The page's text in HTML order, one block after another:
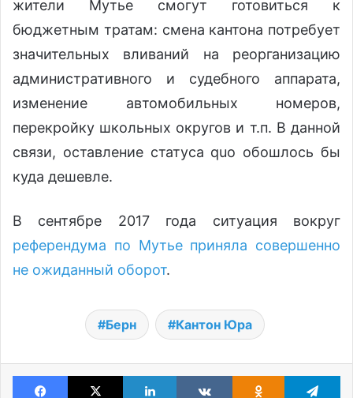
жители Мутье смогут готовиться к
бюджетным тратам: смена кантона потребует
значительных вливаний на реорганизацию
административного и судебного аппарата,
изменение автомобильных номеров,
перекройку школьных округов и т.п. В данной
связи, оставление статуса quo обошлось бы
куда дешевле.
В сентябре 2017 года ситуация вокруг
референдума по Мутье приняла совершенно
не ожиданный оборот.
Берн Кантон Юра
Facebook X LinkedIn VKontakteOdnoklassniki